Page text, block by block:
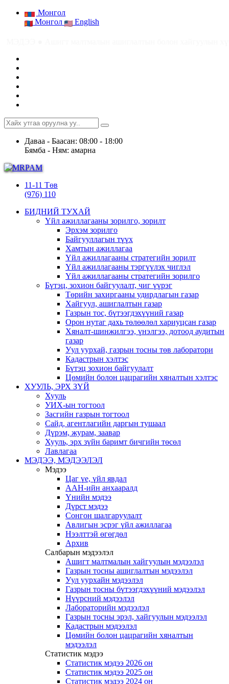
Монгол
Монгол
English
Даваа - Баасан: 08:00 - 18:00
Бямба - Ням: амарна
11-11 Төв
(976) 110
БИДНИЙ ТУХАЙ
Үйл ажиллагааны зорилго, зорилт
Эрхэм зорилго
Байгууллагын түүх
Хамтын ажиллагаа
Үйл ажиллагааны стратегийн зорилт
Үйл ажиллагааны тэргүүлэх чиглэл
Үйл ажиллагааны стратегийн зорилго
Бүтэц, зохион байгуулалт, чиг үүрэг
Төрийн захиргааны удирдлагын газар
Хайгуул, ашиглалтын газар
Газрын тос, бүтээгдэхүүний газар
Орон нутаг дахь төлөөлөл хариуцсан газар
Хяналт-шинжилгээ, үнэлгээ, дотоод аудитын
газар
Уул уурхай, газрын тосны төв лаборатори
Кадастрын хэлтэс
Бүтэц зохион байгуулалт
Цөмийн болон цацрагийн хяналтын хэлтэс
ХУУЛЬ, ЭРХ ЗҮЙ
Хууль
УИХ-ын тогтоол
Засгийн газрын тогтоол
Сайд, агентлагийн даргын тушаал
Дүрэм, журам, заавар
Хууль, эрх зүйн баримт бичгийн төсөл
Лавлагаа
МЭДЭЭ, МЭДЭЭЛЭЛ
Мэдээ
Цаг үе, үйл явдал
ААН-ийн анхааралд
Үнийн мэдээ
Дүрст мэдээ
Сонгон шалгаруулалт
Авлигын эсрэг үйл ажиллагаа
Нээлттэй өгөгдөл
Архив
Салбарын мэдээлэл
Ашигт малтмалын хайгуулын мэдээлэл
Газрын тосны ашиглалтын мэдээлэл
Уул уурхайн мэдээлэл
Газрын тосны бүтээгдэхүүний мэдээлэл
Нүүрсний мэдээлэл
Лабораторийн мэдээлэл
Газрын тосны эрэл, хайгуулын мэдээлэл
Кадастрын мэдээлэл
Цөмийн болон цацрагийн хяналтын
мэдээлэл
Статистик мэдээ
Статистик мэдээ 2026 он
Статистик мэдээ 2025 он
Статистик мэдээ 2024 он